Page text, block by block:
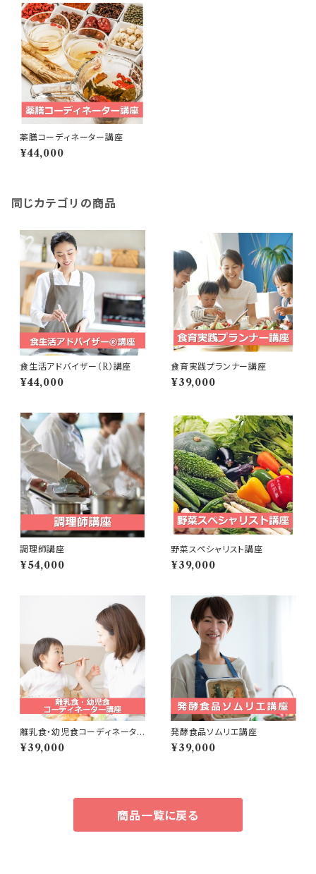
薬膳コーディネーター講座
¥44,000
同じカテゴリの商品
食生活アドバイザー（R）講座
¥44,000
食育実践プランナー講座
¥39,000
調理師講座
¥54,000
野菜スペシャリスト講座
¥39,000
離乳食・幼児食コーディネータ
ー講座
¥39,000
発酵食品ソムリエ講座
¥39,000
商品一覧に戻る